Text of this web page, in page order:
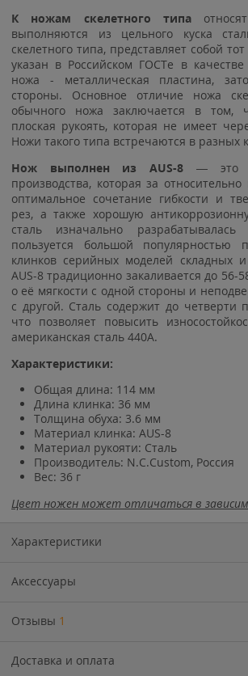
К ножам скелетного типа
выполняются из цельного куска
скелетного типа, представляет собой
указан в Российском ГОСТе в
ножа - металлическая пластина,
стороны. Основное отличие ножа
обычного ножа заключается в том,
плоская рукоять, которая не имеет
Ножи такого типа встречаются в разных
Нож выполнен из AUS-8 — это
производства, которая за
оптимальное сочетание гибкости и
рез, а также хорошую
сталь изначально
пользуется большой популярностью
клинков серийных моделей складных
AUS-8 традиционно закаливается до 56-
о её мягкости с одной стороны и
с другой. Сталь содержит до четверти
что позволяет повысить
американская сталь 440A.
Характеристики:
Общая длина: 114 мм
Длина клинка: 36 мм
Толщина обуха: 3.6 мм
Материал клинка: AUS-8
Материал рукояти: Сталь
Производитель: N.C.Custom, Россия
Вес: 36 г
Цвет ножен может отличаться в
Характеристики
Аксессуары
Отзывы 1
Доставка и оплата